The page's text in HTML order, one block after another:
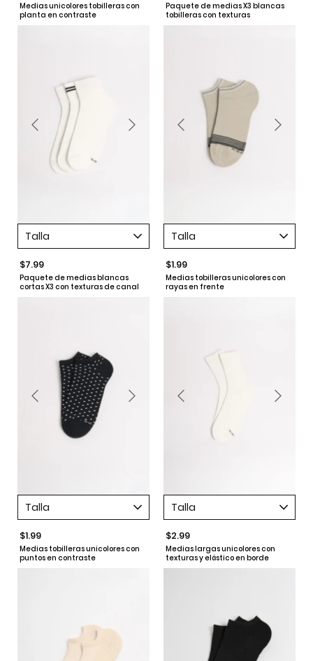
Medias unicolores tobilleras con
planta en contraste
Paquete de medias X3 blancas
tobilleras con texturas
Talla
$7.99
Paquete de medias blancas
cortas X3 con texturas de canal
Talla
$1.99
Medias tobilleras unicolores con
rayas en frente
Talla
$1.99
Medias tobilleras unicolores con
puntos en contraste
Talla
$2.99
Medias largas unicolores con
texturas y elástico en borde